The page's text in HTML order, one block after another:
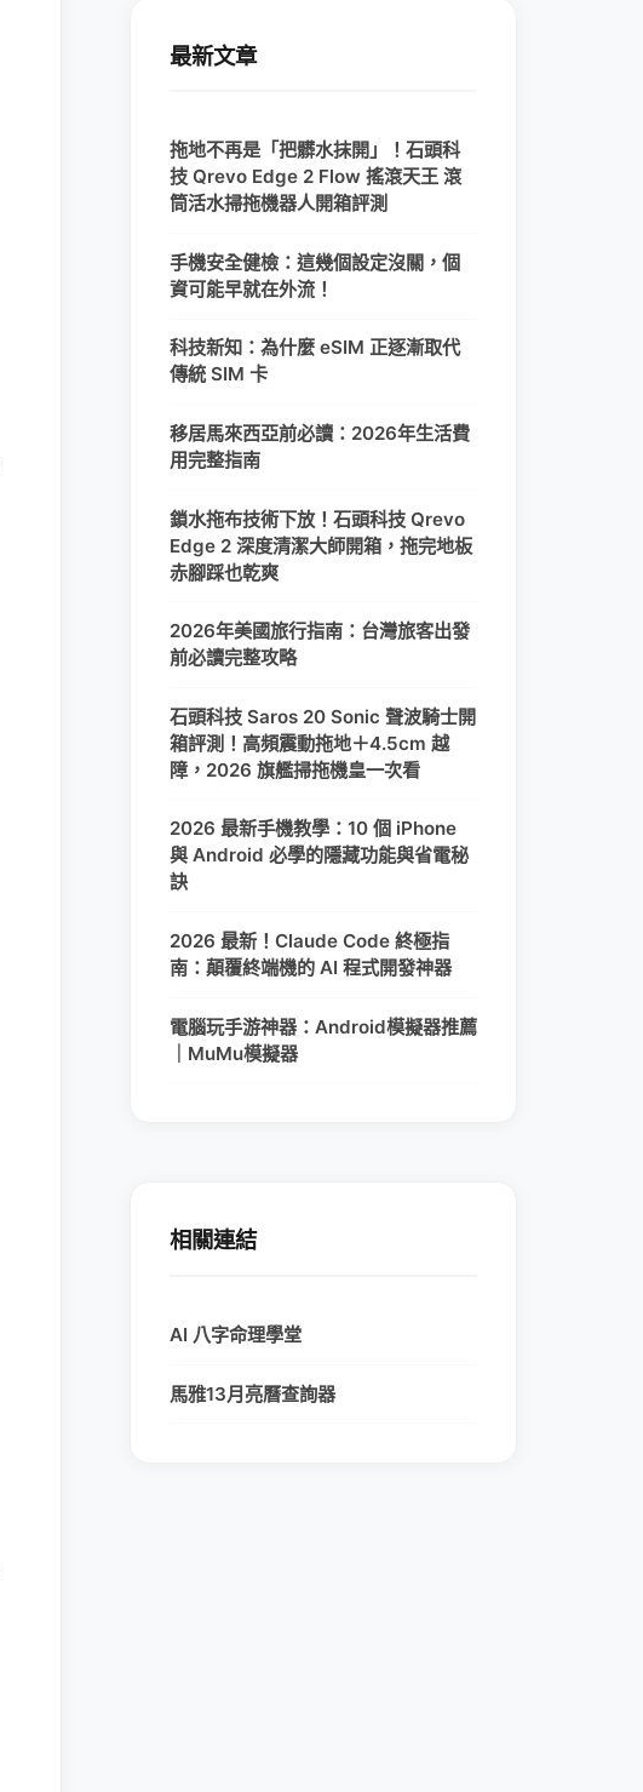
最新文章
拖地不再是「把髒水抹開」！石頭科
技 Qrevo Edge 2 Flow 搖滾天王 滾
筒活水掃拖機器人開箱評測
手機安全健檢：這幾個設定沒關，個
資可能早就在外流！
科技新知：為什麼 eSIM 正逐漸取代
傳統 SIM 卡
移居馬來西亞前必讀：2026年生活費
用完整指南
鎖水拖布技術下放！石頭科技 Qrevo
Edge 2 深度清潔大師開箱，拖完地板
赤腳踩也乾爽
2026年美國旅行指南：台灣旅客出發
前必讀完整攻略
石頭科技 Saros 20 Sonic 聲波騎士開
箱評測！高頻震動拖地＋4.5cm 越
障，2026 旗艦掃拖機皇一次看
2026 最新手機教學：10 個 iPhone
與 Android 必學的隱藏功能與省電秘
訣
2026 最新！Claude Code 終極指
南：顛覆終端機的 AI 程式開發神器
電腦玩手游神器：Android模擬器推薦
｜MuMu模擬器
相關連結
AI 八字命理學堂
馬雅13月亮曆查詢器